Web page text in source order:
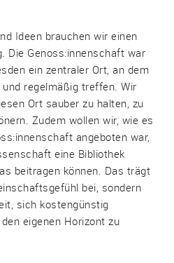
Ideen brauchen wir einen
Die Genoss:innenschaft war
ein zentraler Ort, an dem
regelmäßig treffen. Wir
Ort sauber zu halten, zu
Zudem wollen wir, wie es
angeboten war,
eine Bibliothek
beitragen können. Das trägt
bei, sondern
sich kostengünstig
eigenen Horizont zu